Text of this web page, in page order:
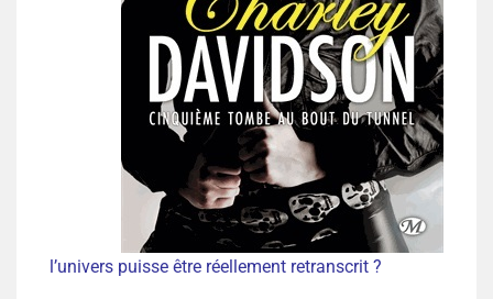
l’univers puisse être réellement retranscrit ?